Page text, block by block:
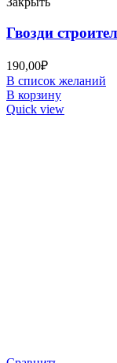
Гвозди
190,00₽
В список желаний
В корзину
Quick view